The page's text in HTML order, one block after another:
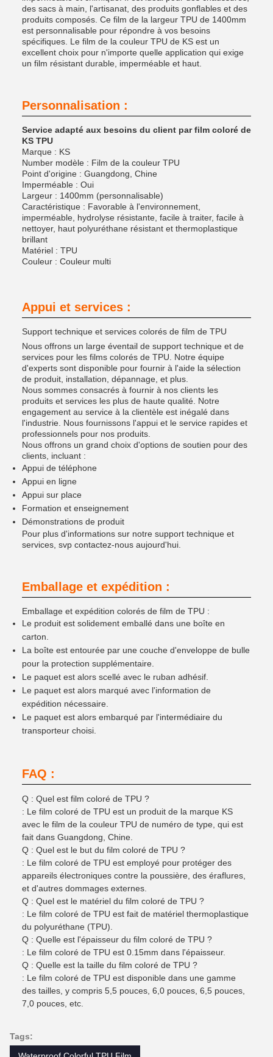
des sacs à main, l'artisanat, des produits gonflables et des
produits composés. Ce film de la largeur TPU de 1400mm
est personnalisable pour répondre à vos besoins
spécifiques. Le film de la couleur TPU de KS est un
excellent choix pour n'importe quelle application qui exige
un film résistant durable, imperméable et haut.
Personnalisation :
Service adapté aux besoins du client par film coloré de
KS TPU
Marque : KS
Number modèle : Film de la couleur TPU
Point d'origine : Guangdong, Chine
Imperméable : Oui
Largeur : 1400mm (personnalisable)
Caractéristique : Favorable à l'environnement,
imperméable, hydrolyse résistante, facile à traiter, facile à
nettoyer, haut polyuréthane résistant et thermoplastique
brillant
Matériel : TPU
Couleur : Couleur multi
Appui et services :
Support technique et services colorés de film de TPU
Nous offrons un large éventail de support technique et de
services pour les films colorés de TPU. Notre équipe
d'experts sont disponible pour fournir à l'aide la sélection
de produit, installation, dépannage, et plus.
Nous sommes consacrés à fournir à nos clients les
produits et services les plus de haute qualité. Notre
engagement au service à la clientèle est inégalé dans
l'industrie. Nous fournissons l'appui et le service rapides et
professionnels pour nos produits.
Nous offrons un grand choix d'options de soutien pour des
clients, incluant :
Appui de téléphone
Appui en ligne
Appui sur place
Formation et enseignement
Démonstrations de produit
Pour plus d'informations sur notre support technique et
services, svp contactez-nous aujourd'hui.
Emballage et expédition :
Emballage et expédition colorés de film de TPU :
Le produit est solidement emballé dans une boîte en
carton.
La boîte est entourée par une couche d'enveloppe de bulle
pour la protection supplémentaire.
Le paquet est alors scellé avec le ruban adhésif.
Le paquet est alors marqué avec l'information de
expédition nécessaire.
Le paquet est alors embarqué par l'intermédiaire du
transporteur choisi.
FAQ :
Q : Quel est film coloré de TPU ?
: Le film coloré de TPU est un produit de la marque KS
avec le film de la couleur TPU de numéro de type, qui est
fait dans Guangdong, Chine.
Q : Quel est le but du film coloré de TPU ?
: Le film coloré de TPU est employé pour protéger des
appareils électroniques contre la poussière, des éraflures,
et d'autres dommages externes.
Q : Quel est le matériel du film coloré de TPU ?
: Le film coloré de TPU est fait de matériel thermoplastique
du polyuréthane (TPU).
Q : Quelle est l'épaisseur du film coloré de TPU ?
: Le film coloré de TPU est 0.15mm dans l'épaisseur.
Q : Quelle est la taille du film coloré de TPU ?
: Le film coloré de TPU est disponible dans une gamme
des tailles, y compris 5,5 pouces, 6,0 pouces, 6,5 pouces,
7,0 pouces, etc.
Tags: